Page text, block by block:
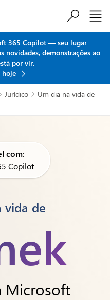
365 Copilot — seu lugar
novidades, demonstrações ao
por vir.
hoje
Jurídico 
Um dia na vida de
com:
Copilot
vida de
Microsoft